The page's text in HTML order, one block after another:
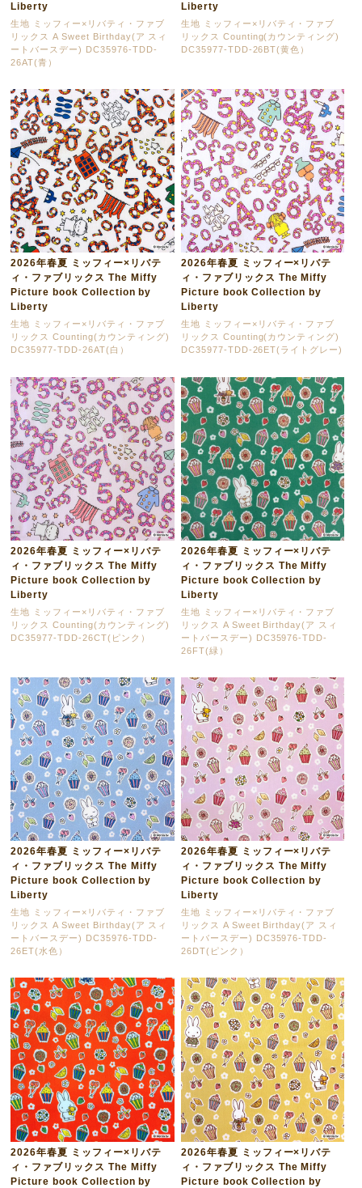
Liberty
生地 ミッフィー×リバティ・ファブ
リックス A Sweet Birthday(ア スィ
ートバースデー) DC35976-TDD-
26AT(青）
Liberty
生地 ミッフィー×リバティ・ファブ
リックス Counting(カウンティング)
DC35977-TDD-26BT(黄色）
2026年春夏 ミッフィー×リバテ
ィ・ファブリックス The Miffy
Picture book Collection by
Liberty
生地 ミッフィー×リバティ・ファブ
リックス Counting(カウンティング)
DC35977-TDD-26AT(白）
2026年春夏 ミッフィー×リバテ
ィ・ファブリックス The Miffy
Picture book Collection by
Liberty
生地 ミッフィー×リバティ・ファブ
リックス Counting(カウンティング)
DC35977-TDD-26ET(ライトグレー)
2026年春夏 ミッフィー×リバテ
ィ・ファブリックス The Miffy
Picture book Collection by
Liberty
生地 ミッフィー×リバティ・ファブ
リックス Counting(カウンティング)
DC35977-TDD-26CT(ピンク）
2026年春夏 ミッフィー×リバテ
ィ・ファブリックス The Miffy
Picture book Collection by
Liberty
生地 ミッフィー×リバティ・ファブ
リックス A Sweet Birthday(ア スィ
ートバースデー) DC35976-TDD-
26FT(緑）
2026年春夏 ミッフィー×リバテ
ィ・ファブリックス The Miffy
Picture book Collection by
Liberty
生地 ミッフィー×リバティ・ファブ
リックス A Sweet Birthday(ア スィ
ートバースデー) DC35976-TDD-
26ET(水色）
2026年春夏 ミッフィー×リバテ
ィ・ファブリックス The Miffy
Picture book Collection by
Liberty
生地 ミッフィー×リバティ・ファブ
リックス A Sweet Birthday(ア スィ
ートバースデー) DC35976-TDD-
26DT(ピンク）
2026年春夏 ミッフィー×リバテ
ィ・ファブリックス The Miffy
Picture book Collection by
2026年春夏 ミッフィー×リバテ
ィ・ファブリックス The Miffy
Picture book Collection by